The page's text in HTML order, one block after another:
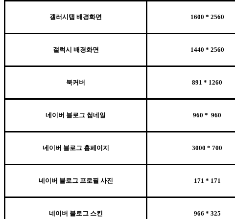
갤러시탭 배경화면 1600 * 2560
갤럭시 배경화면 1440 * 2560
북커버 891 * 1260
네이버 블로그 썸네일 960 * 960
네이버 블로그 홈페이지 3000 * 700
네이버 블로그 프로필 사진 171 * 171
네이버 블로그 스킨 966 * 325